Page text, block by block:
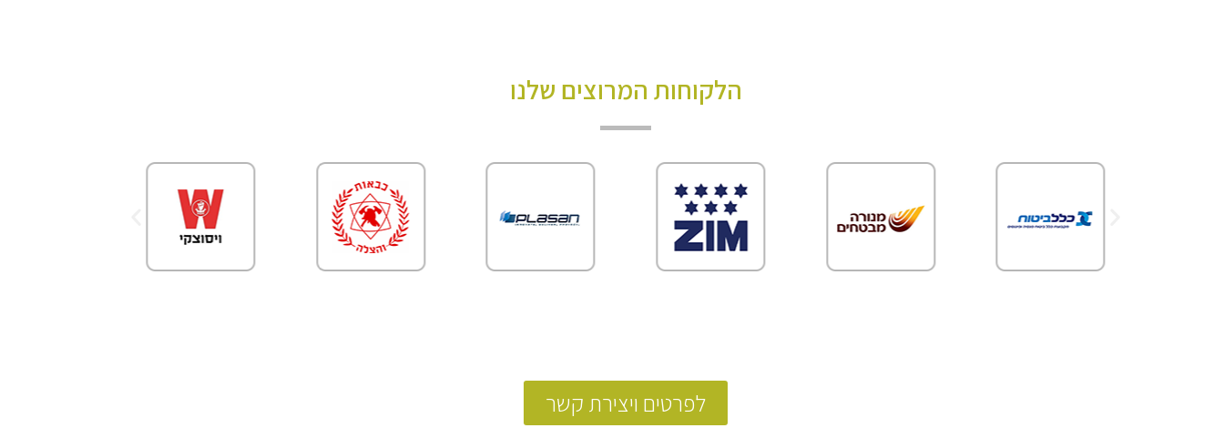
הלקוחות המרוצים שלנו
לפרטים ויצירת קשר